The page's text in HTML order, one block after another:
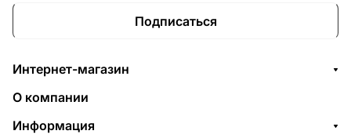
Подписаться
Интернет-магазин
О компании
Информация